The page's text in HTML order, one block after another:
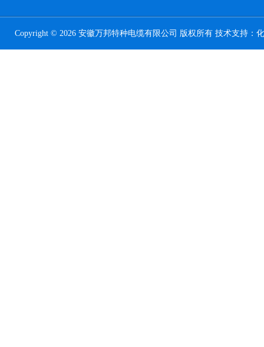
Copyright © 2026 安徽万邦特种电缆有限公司 版权所有 技术支持：